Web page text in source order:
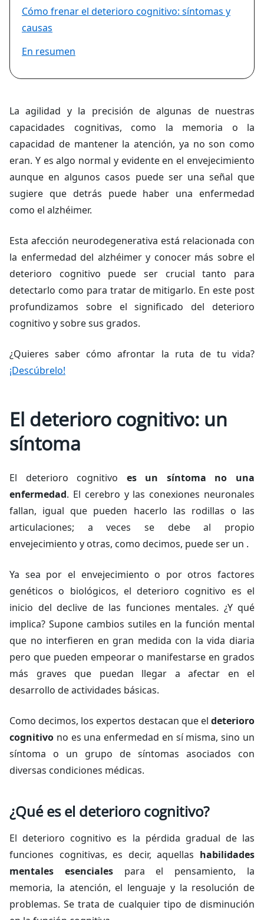
Cómo frenar el deterioro cognitivo: síntomas y
causas
En resumen
La agilidad y la precisión de algunas de nuestras
capacidades cognitivas, como la memoria o la
capacidad de mantener la atención, ya no son como
eran. Y es algo normal y evidente en el envejecimiento
aunque en algunos casos puede ser una señal que
sugiere que detrás puede haber una enfermedad
como el alzhéimer.
Esta afección neurodegenerativa está relacionada con
la enfermedad del alzhéimer y conocer más sobre el
deterioro cognitivo puede ser crucial tanto para
detectarlo como para tratar de mitigarlo. En este post
profundizamos sobre el significado del deterioro
cognitivo y sobre sus grados.
¿Quieres saber cómo afrontar la ruta de tu vida?
¡Descúbrelo!
El deterioro cognitivo: un
síntoma
El deterioro cognitivo es un síntoma no una
enfermedad. El cerebro y las conexiones neuronales
fallan, igual que pueden hacerlo las rodillas o las
articulaciones; a veces se debe al propio
envejecimiento y otras, como decimos, puede ser un .
Ya sea por el envejecimiento o por otros factores
genéticos o biológicos, el deterioro cognitivo es el
inicio del declive de las funciones mentales. ¿Y qué
implica? Supone cambios sutiles en la función mental
que no interfieren en gran medida con la vida diaria
pero que pueden empeorar o manifestarse en grados
más graves que puedan llegar a afectar en el
desarrollo de actividades básicas.
Como decimos, los expertos destacan que el deterioro
cognitivo no es una enfermedad en sí misma, sino un
síntoma o un grupo de síntomas asociados con
diversas condiciones médicas.
¿Qué es el deterioro cognitivo?
El deterioro cognitivo es la pérdida gradual de las
funciones cognitivas, es decir, aquellas habilidades
mentales esencialespara el pensamiento, la
memoria, la atención, el lenguaje y la resolución de
problemas. Se trata de cualquier tipo de disminución